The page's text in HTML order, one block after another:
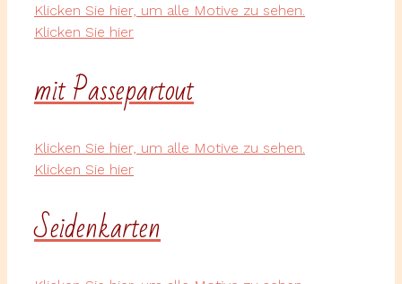
Klicken Sie hier, um alle Motive zu sehen.
Klicken Sie hier
mit Passepartout
Klicken Sie hier, um alle Motive zu sehen.
Klicken Sie hier
Seidenkarten